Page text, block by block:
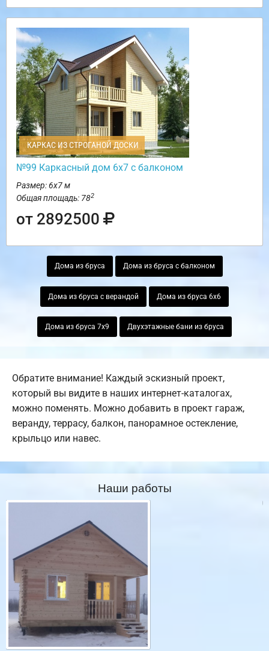
КАРКАС ИЗ СТРОГАНОЙ ДОСКИ
№99 Каркасный дом 6х7 с балконом
Размер: 6х7 м
Общая площадь: 782
от 2892500
Дома из бруса Дома из бруса с балконом
Дома из бруса с верандой Дома из бруса 6х6
Дома из бруса 7х9 Двухэтажные бани из бруса
Обратите внимание! Каждый эскизный проект,
который вы видите в наших интернет-каталогах,
можно поменять. Можно добавить в проект гараж,
веранду, террасу, балкон, панорамное остекление,
крыльцо или навес.
Наши работы